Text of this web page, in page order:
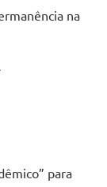
na
para